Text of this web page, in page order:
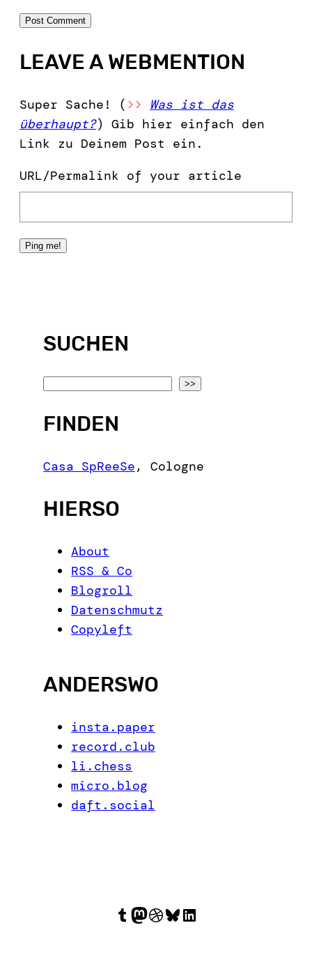
LEAVE A WEBMENTION
Super Sache! ( >>
Was ist das
überhaupt?) Gib hier einfach den
Link zu Deinem Post ein.
URL/Permalink of your article
SUCHEN
a
c
>>
FINDEN
Casa SpReeSe,Cologne
HIERSO
About
RSS & Co
Blogroll
Datenschmutz
Copyleft
ANDERSWO
insta.paper
record.club
li.chess
micro.blog
daft.social
Tumblr Mastodon Dribbble Bluesky LinkedIn